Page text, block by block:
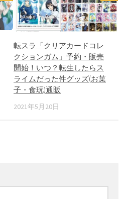
転スラ「クリアカードコレ
クションガム」予約・販売
開始！いつ？転生したらス
ライムだった件グッズ(お菓
子・食玩)通販
2021年5月20日